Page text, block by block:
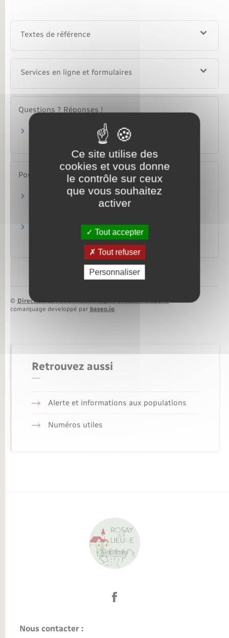
Textes de référence
Services en ligne et formulaires
Questions ? Réponses !
Que faire si vous retrouvez une carte d'identité
ou un passeport déclaré perdu ou volé ?
Pour en savoir plus
Vérifier si l'état civil de votre ville de naissance
Consuls honoraires habilités à remettre les
cartes d'identité et les passeports
© Direction de l’information légale et administrative
comarquage developpé par baseo.io
Retrouvez aussi
Alerte et informations aux populations
Numéros utiles
Nous contacter :
Ce site utilise des
cookies et vous donne
le contrôle sur ceux
que vous souhaitez
activer
Tout accepter
Tout refuser
Personnaliser